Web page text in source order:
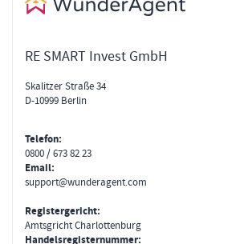
RE SMART Invest GmbH
Skalitzer Straße 34
D-10999 Berlin
Telefon:
0800 / 673 82 23
Email:
support@wunderagent.com
Registergericht:
Amtsgricht Charlottenburg
Handelsregisternummer: